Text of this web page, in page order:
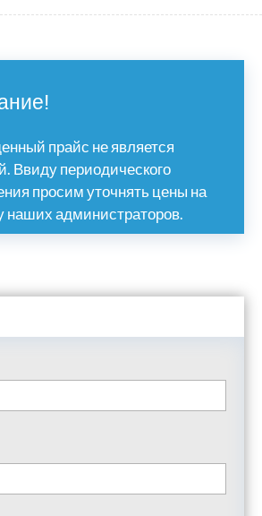
прайс не является
Ввиду периодического
просим уточнять цены на
наших администраторов.